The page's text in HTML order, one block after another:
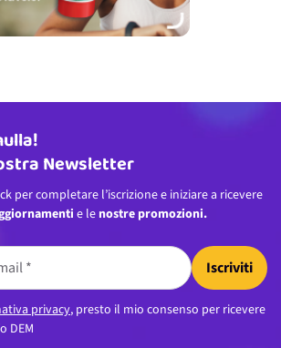
Newsletter
per completare l’iscrizione e iniziare a ricevere
e le nostre promozioni.
Iscriviti
privacy, presto il mio consenso per ricevere
DEM